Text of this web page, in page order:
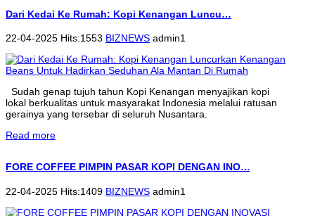
Dari Kedai Ke Rumah: Kopi Kenangan Luncu…
22-04-2025 Hits:1553 BIZNEWS admin1
Sudah genap tujuh tahun Kopi Kenangan menyajikan kopi
lokal berkualitas untuk masyarakat Indonesia melalui ratusan
gerainya yang tersebar di seluruh Nusantara.
Read more
FORE COFFEE PIMPIN PASAR KOPI DENGAN INO…
22-04-2025 Hits:1409 BIZNEWS admin1